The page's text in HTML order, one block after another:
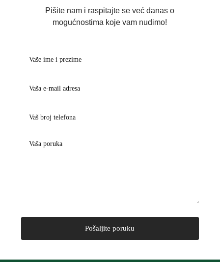
Pišite nam i raspitajte se već danas o
mogućnostima koje vam nudimo!